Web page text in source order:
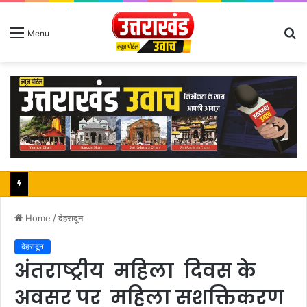
Menu
Home /देहरादून
देहरादून
अंतराष्ट्रीय महिला दिवस के
अवसर पर महिला सशक्तिकरण